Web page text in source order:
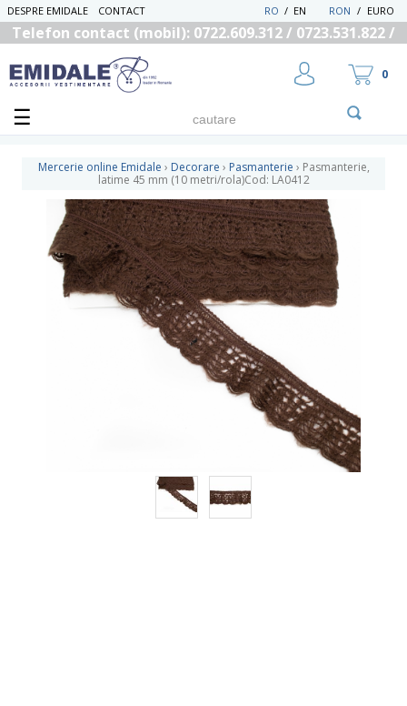
DESPRE EMIDALE CONTACT RON / EURO
EN
/
RO
Telefon contact (mobil): 0722.609.312 / 0723.531.822 /
UTILIZATOR NOU
RECUPEREAZA PAROLA
0
Mercerie online Emidale › Decorare › Pasmanterie › Pasmanterie,
latime 45 mm (10 metri/rola)Cod: LA0412